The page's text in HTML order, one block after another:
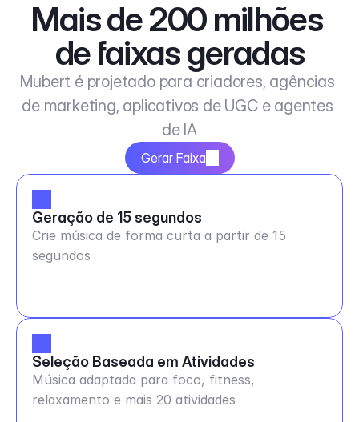
Mais de 200 milhões
de faixas geradas
Mubert é projetado para criadores, agências
de marketing, aplicativos de UGC e agentes
de IA
Gerar Faixa
Geração de 15 segundos
Crie música de forma curta a partir de 15
segundos
Seleção Baseada em Atividades
Música adaptada para foco, fitness,
relaxamento e mais 20 atividades